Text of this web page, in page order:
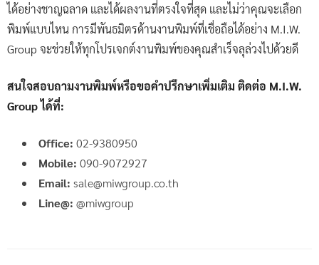
ได้อย่างชาญฉลาด และได้ผลงานที่ตรงใจที่สุด และไม่ว่าคุณจะเลือก
พิมพ์แบบไหน การมีพันธมิตรด้านงานพิมพ์ที่เชื่อถือได้อย่าง M.I.W.
Group จะช่วยให้ทุกโปรเจกต์งานพิมพ์ของคุณสำเร็จลุล่วงไปด้วยดี
สนใจสอบถามงานพิมพ์หรือขอคำปรึกษาเพิ่มเติม ติดต่อ M.I.W.
Group ได้ที่:
Office: 02-9380950
Mobile: 090-9072927
Email: sale@miwgroup.co.th
Line@: @miwgroup